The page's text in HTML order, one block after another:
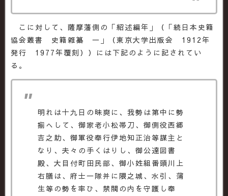
こに対して、薩摩藩側の「紹述編年」（「続日本史籍
協会叢書 史籍雑纂 一」（東京大学出版会 1912年
発行 1977年覆刻））には下記のように記されてい
る。
明れは十九日の昧爽に、我勢は第中に勢
揃へして、御家老小松帯刀、御側役西郷
吉之助、御軍役奉行伊地知正治等謀主と
なり、夫々の手くはりし、御公達図書
殿、大目付町田民部、御小姓組番頭川上
右膳は、府士一隊并に隈之城、水引、蒲
生等の勢を率ひ、禁閥の内を守護し奉